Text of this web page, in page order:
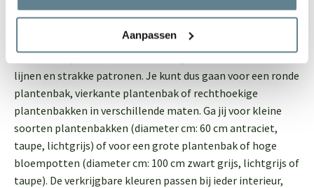
Aanpassen
op wielen zijn namelijk breukvast, UV-bestendig en
vorstbestendig. Maak je keuze uit drie verschillende types:
Ecopots Amsterdam
lijnen en strakke patronen. Je kunt dus gaan voor een ronde
plantenbak, vierkante plantenbak of rechthoekige
plantenbakken in verschillende maten. Ga jij voor kleine
soorten plantenbakken (diameter cm: 60 cm antraciet,
taupe, lichtgrijs) of voor een grote plantenbak of hoge
bloempotten (diameter cm: 100 cm zwart grijs, lichtgrijs of
taupe). De verkrijgbare kleuren passen bij ieder interieur,